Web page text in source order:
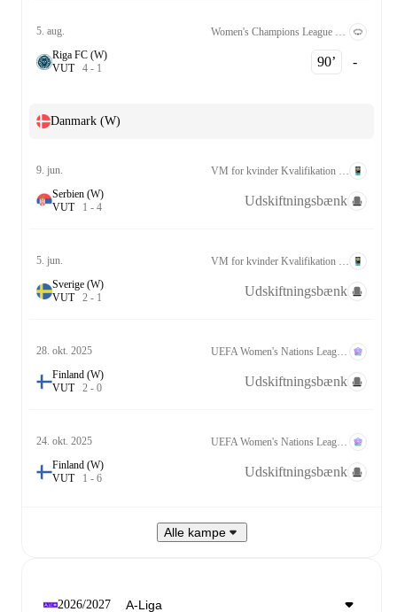
5. aug.
Riga FC (W)
VUT 4 - 1 90‎’‎ -
Danmark (W)
9. jun.
Serbien (W)
VUT 1 - 4 Udskiftningsbænk
5. jun.
Sverige (W)
VUT 2 - 1 Udskiftningsbænk
28. okt. 2025
Finland (W)
VUT 2 - 0 Udskiftningsbænk
24. okt. 2025
Finland (W)
VUT 1 - 6 Udskiftningsbænk
Alle kampe
2026/2027